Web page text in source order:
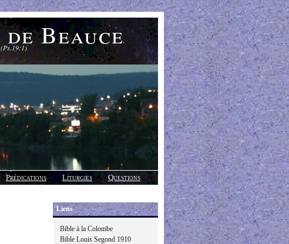
Beauce
Prédications Liturgies
Questions
Liens
Bible à la Colombe
Bible Louis Segond 1910